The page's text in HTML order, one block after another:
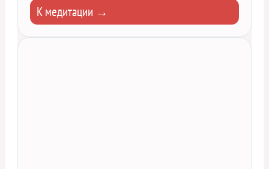
К медитации →